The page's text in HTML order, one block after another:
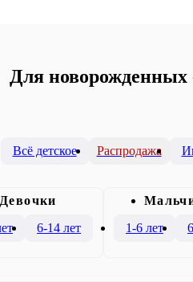
Для новорожденных
Всё детское Распродажа
Девочки
6-14 лет
1-6 лет